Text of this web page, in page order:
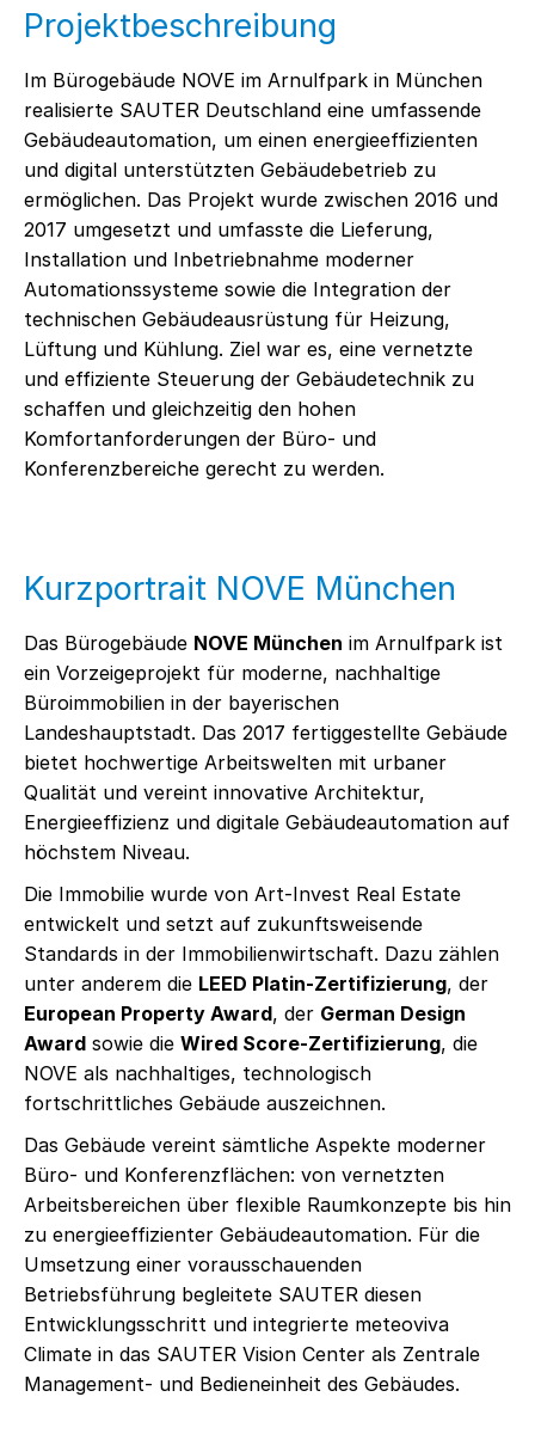
Projektbeschreibung
Im Bürogebäude NOVE im Arnulfpark in München
realisierte SAUTER Deutschland eine umfassende
Gebäudeautomation, um einen energieeffizienten
und digital unterstützten Gebäudebetrieb zu
ermöglichen. Das Projekt wurde zwischen 2016 und
2017 umgesetzt und umfasste die Lieferung,
Installation und Inbetriebnahme moderner
Automationssysteme sowie die Integration der
technischen Gebäudeausrüstung für Heizung,
Lüftung und Kühlung. Ziel war es, eine vernetzte
und effiziente Steuerung der Gebäudetechnik zu
schaffen und gleichzeitig den hohen
Komfortanforderungen der Büro- und
Konferenzbereiche gerecht zu werden.
Kurzportrait NOVE München
Das Bürogebäude NOVE München im Arnulfpark ist
ein Vorzeigeprojekt für moderne, nachhaltige
Büroimmobilien in der bayerischen
Landeshauptstadt. Das 2017 fertiggestellte Gebäude
bietet hochwertige Arbeitswelten mit urbaner
Qualität und vereint innovative Architektur,
Energieeffizienz und digitale Gebäudeautomation auf
höchstem Niveau.
Die Immobilie wurde von Art-Invest Real Estate
entwickelt und setzt auf zukunftsweisende
Standards in der Immobilienwirtschaft. Dazu zählen
unter anderem die LEED Platin-Zertifizierung, der
European Property Award, der German Design
Award sowie die Wired Score-Zertifizierung, die
NOVE als nachhaltiges, technologisch
fortschrittliches Gebäude auszeichnen.
Das Gebäude vereint sämtliche Aspekte moderner
Büro- und Konferenzflächen: von vernetzten
Arbeitsbereichen über flexible Raumkonzepte bis hin
zu energieeffizienter Gebäudeautomation. Für die
Umsetzung einer vorausschauenden
Betriebsführung begleitete SAUTER diesen
Entwicklungsschritt und integrierte meteoviva
Climate in das SAUTER Vision Center als Zentrale
Management- und Bedieneinheit des Gebäudes.